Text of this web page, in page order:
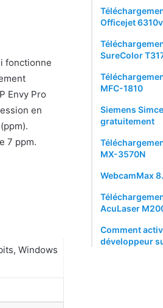
fonctionne
Envy Pro
en
7 ppm.
Windows
Officejet 6310v
SureColor
MFC-1810
Siemens
gratuitement
MX-3570N
WebcamMax
AcuLaser
Comment
développeur